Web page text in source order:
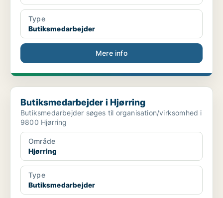
Type
Butiksmedarbejder
Mere info
Butiksmedarbejder i Hjørring
Butiksmedarbejder i Hjørring
Butiksmedarbejder søges til organisation/virksomhed i
9800 Hjørring
Område
Hjørring
Type
Butiksmedarbejder